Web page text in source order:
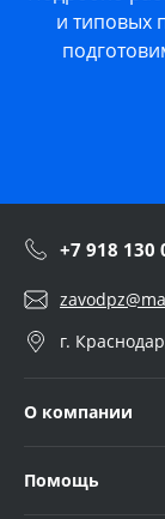
и типовых
+7 918 130
г.
О компании
Помощь